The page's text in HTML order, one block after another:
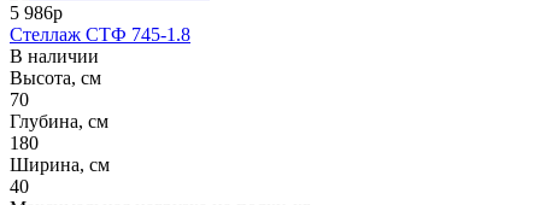
5 986р
Стеллаж СТФ 745-1.8
В наличии
Высота, см
70
Глубина, см
180
Ширина, см
40